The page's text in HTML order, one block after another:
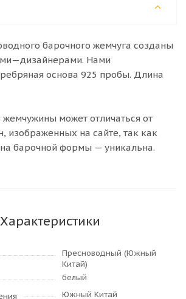
барочного жемчуга созданы
Нами
основа 925 пробы. Длина
может отличаться от
изображенных на сайте, так как
барочной формы — уникальна.
Характеристики
Пресноводный (Южный
Китай)
белый
Южный Китай